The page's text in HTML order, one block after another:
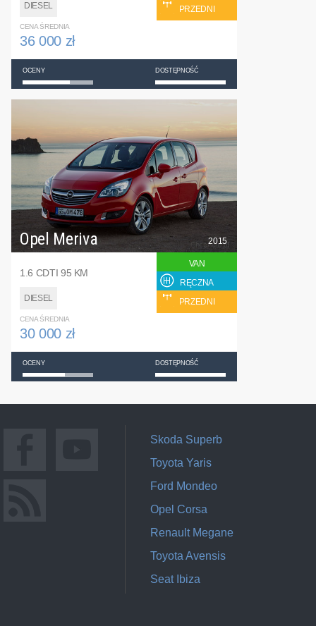
DIESEL
PRZEDNI
CENA ŚREDNIA
36 000 zł
OCENY DOSTĘPNOŚĆ
Opel Meriva
1.6 CDTI 95 KM
DIESEL
2015
VAN
RĘCZNA
PRZEDNI
CENA ŚREDNIA
30 000 zł
OCENY DOSTĘPNOŚĆ
Skoda Superb
Toyota Yaris
Ford Mondeo
Opel Corsa
Renault Megane
Toyota Avensis
Seat Ibiza